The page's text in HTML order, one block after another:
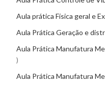
Aula prática Física geral e
Aula Prática Geração e
Aula Prática Manufatura
Aula Prática Manufatura